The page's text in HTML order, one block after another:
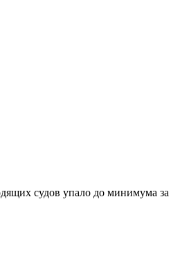
судов упало до минимума за